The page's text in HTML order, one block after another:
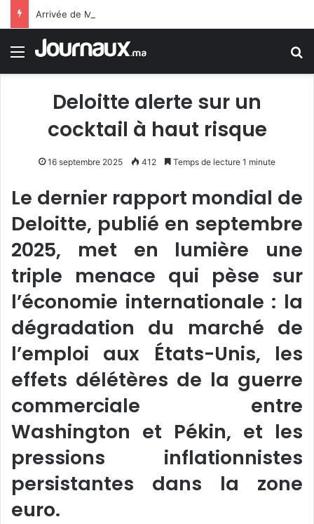
Menu
Deloitte alerte sur un
cocktail à haut risque
16 septembre 2025 412 Temps de lecture 1 minute
Le dernier rapport mondial de
Deloitte, publié en septembre
2025, met en lumière une
triple menace qui pèse sur
l’économie internationale : la
dégradation du marché de
l’emploi aux États-Unis, les
effets délétères de la guerre
commerciale entre
Washington et Pékin, et les
pressions inflationnistes
persistantes dans la zone
euro.